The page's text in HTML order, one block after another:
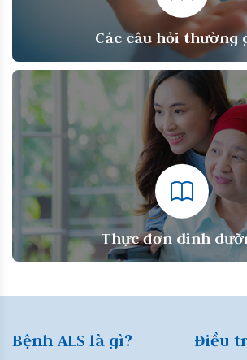
Các câu hỏi thường
Thực đơn dinh
Bệnh ALS là gì? Điều